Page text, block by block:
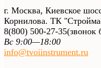
г. Москва, Киевское
Корнилова. ТК
8(800) 500-27-35(звонок
Вс 9:00—18:00
info@tvoiinstrument.ru